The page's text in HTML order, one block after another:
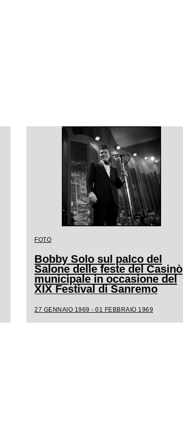
FOTO
Bobby Solo sul palco del
Salone delle feste del Casinò
municipale in occasione del
XIX Festival di Sanremo
27 GENNAIO 1969 - 01 FEBBRAIO 1969